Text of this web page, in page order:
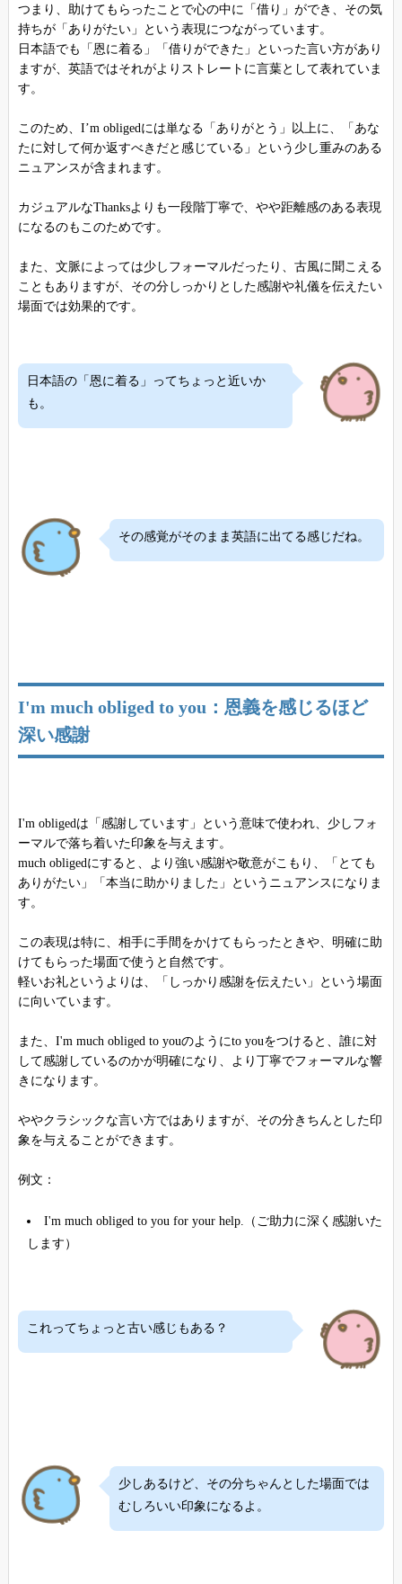
つまり、助けてもらったことで心の中に「借り」ができ、その気
持ちが「ありがたい」という表現につながっています。
日本語でも「恩に着る」「借りができた」といった言い方があり
ますが、英語ではそれがよりストレートに言葉として表れていま
す。
このため、I’m obligedには単なる「ありがとう」以上に、「あな
たに対して何か返すべきだと感じている」という少し重みのある
ニュアンスが含まれます。
カジュアルなThanksよりも一段階丁寧で、やや距離感のある表現
になるのもこのためです。
また、文脈によっては少しフォーマルだったり、古風に聞こえる
こともありますが、その分しっかりとした感謝や礼儀を伝えたい
場面では効果的です。
日本語の「恩に着る」ってちょっと近いか
も。
その感覚がそのまま英語に出てる感じだね。
I'm much obliged to you：恩義を感じるほど
深い感謝
I'm obligedは「感謝しています」という意味で使われ、少しフォ
ーマルで落ち着いた印象を与えます。
much obligedにすると、より強い感謝や敬意がこもり、「とても
ありがたい」「本当に助かりました」というニュアンスになりま
す。
この表現は特に、相手に手間をかけてもらったときや、明確に助
けてもらった場面で使うと自然です。
軽いお礼というよりは、「しっかり感謝を伝えたい」という場面
に向いています。
また、I'm much obliged to youのようにto youをつけると、誰に対
して感謝しているのかが明確になり、より丁寧でフォーマルな響
きになります。
ややクラシックな言い方ではありますが、その分きちんとした印
象を与えることができます。
例文：
I'm much obliged to you for your help.（ご助力に深く感謝いた
します）
これってちょっと古い感じもある？
少しあるけど、その分ちゃんとした場面では
むしろいい印象になるよ。